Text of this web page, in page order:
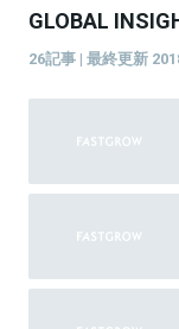
GLOBAL
26記事 | 最終更新